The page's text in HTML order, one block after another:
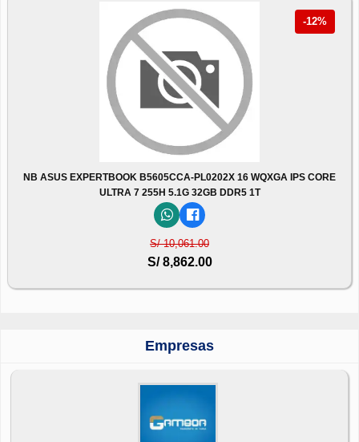
-12%
NB ASUS EXPERTBOOK B5605CCA-PL0202X 16 WQXGA IPS CORE
ULTRA 7 255H 5.1G 32GB DDR5 1T
S/ 10,061.00
S/ 8,862.00
Empresas